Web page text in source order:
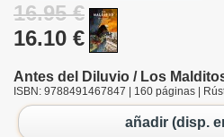
16.95 €
16.10 €
Antes del Diluvio / Los
ISBN: 9788491467847 | 160 páginas |
añadir (disp.